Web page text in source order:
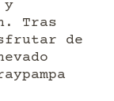
y
Tras
de